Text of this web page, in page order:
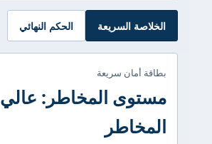
الخلاصة السريعة الحكم النهائي
بطاقة أمان سريعة
مستوى المخاطر: عالي
المخاطر